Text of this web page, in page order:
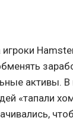
игроки
активы. В
«тапали